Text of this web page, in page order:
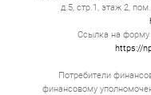
д.5, стр.1, этаж 2,
Ссылка на форму
https://
Потребители
финансовому